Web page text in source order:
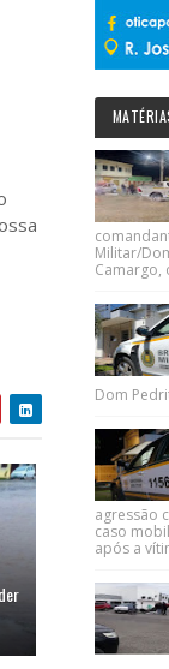
Militar/
Camargo,
Dom
agressão
caso
após a